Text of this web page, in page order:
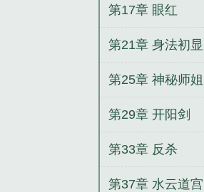
第17章 眼红
第21章 身法初显
第25章 神秘师姐
第29章 开阳剑
第33章 反杀
第37章 水云道宫